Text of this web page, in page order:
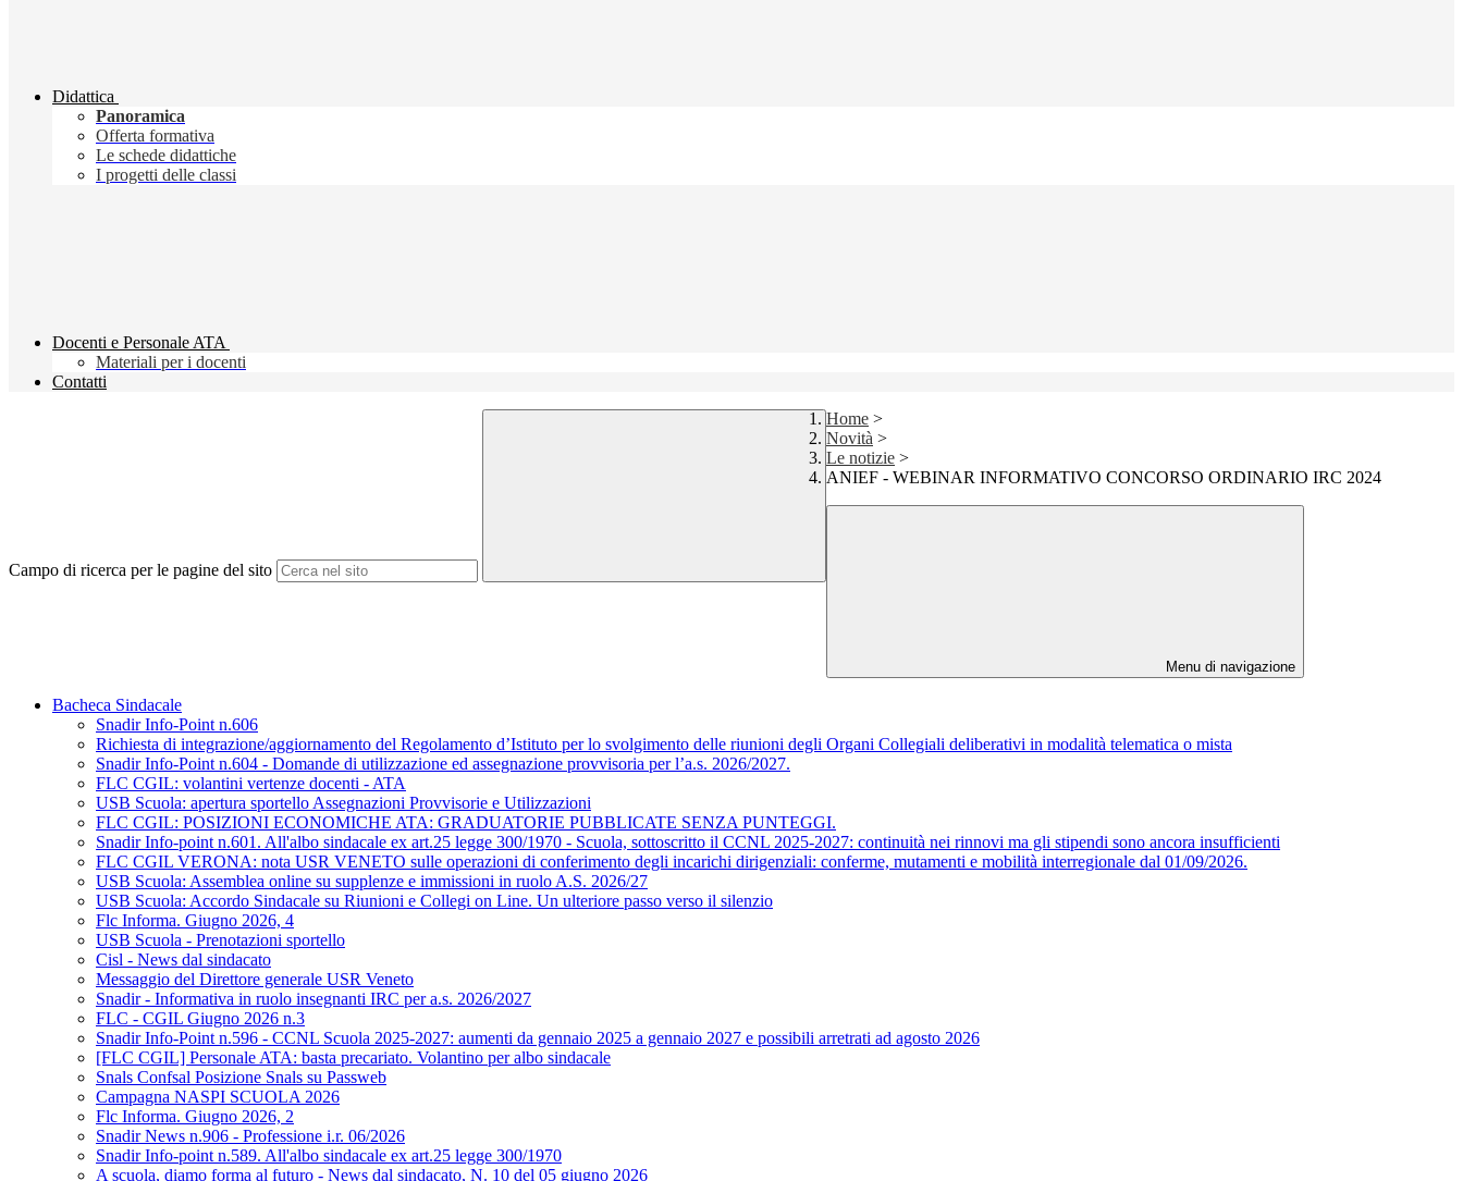
Didattica
Panoramica
Offerta formativa
Le schede didattiche
I progetti delle classi
Docenti e Personale ATA
Materiali per i docenti
Contatti
Campo di ricerca per le pagine del sito
Home >
Novità >
Le notizie >
ANIEF - WEBINAR INFORMATIVO CONCORSO ORDINARIO IRC 2024
Menu di navigazione
Bacheca Sindacale
Snadir Info-Point n.606
Richiesta di integrazione/aggiornamento del Regolamento d’Istituto per lo svolgimento delle riunioni degli Organi Collegiali deliberativi in modalità telematica o mista
Snadir Info-Point n.604 - Domande di utilizzazione ed assegnazione provvisoria per l’a.s. 2026/2027.
FLC CGIL: volantini vertenze docenti - ATA
USB Scuola: apertura sportello Assegnazioni Provvisorie e Utilizzazioni
FLC CGIL: POSIZIONI ECONOMICHE ATA: GRADUATORIE PUBBLICATE SENZA PUNTEGGI.
Snadir Info-point n.601. All'albo sindacale ex art.25 legge 300/1970 - Scuola, sottoscritto il CCNL 2025-2027: continuità nei rinnovi ma gli stipendi sono ancora insufficienti
FLC CGIL VERONA: nota USR VENETO sulle operazioni di conferimento degli incarichi dirigenziali: conferme, mutamenti e mobilità interregionale dal 01/09/2026.
USB Scuola: Assemblea online su supplenze e immissioni in ruolo A.S. 2026/27
USB Scuola: Accordo Sindacale su Riunioni e Collegi on Line. Un ulteriore passo verso il silenzio
Flc Informa. Giugno 2026, 4
USB Scuola - Prenotazioni sportello
Cisl - News dal sindacato
Messaggio del Direttore generale USR Veneto
Snadir - Informativa in ruolo insegnanti IRC per a.s. 2026/2027
FLC - CGIL Giugno 2026 n.3
Snadir Info-Point n.596 - CCNL Scuola 2025-2027: aumenti da gennaio 2025 a gennaio 2027 e possibili arretrati ad agosto 2026
[FLC CGIL] Personale ATA: basta precariato. Volantino per albo sindacale
Snals Confsal Posizione Snals su Passweb
Campagna NASPI SCUOLA 2026
Flc Informa. Giugno 2026, 2
Snadir News n.906 - Professione i.r. 06/2026
Snadir Info-point n.589. All'albo sindacale ex art.25 legge 300/1970
A scuola, diamo forma al futuro - News dal sindacato, N. 10 del 05 giugno 2026